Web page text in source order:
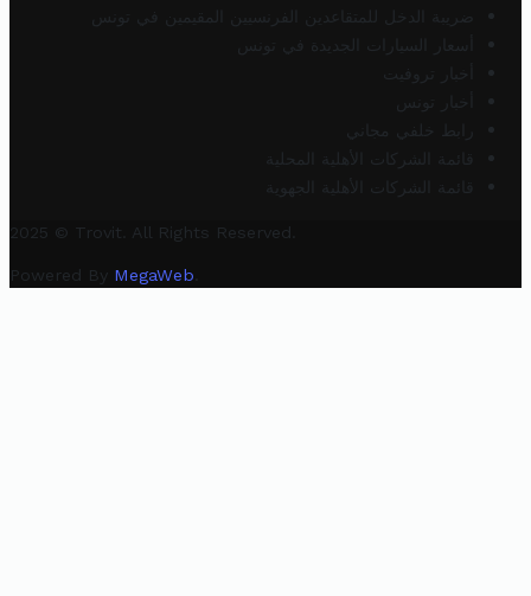
ضريبة الدخل للمتقاعدين الفرنسيين المقيمين في تونس
أسعار السيارات الجديدة في تونس
أخبار تروفيت
أخبار تونس
رابط خلفي مجاني
قائمة الشركات الأهلية المحلية
قائمة الشركات الأهلية الجهوية
2025 © Trovit. All Rights Reserved.
Powered By MegaWeb